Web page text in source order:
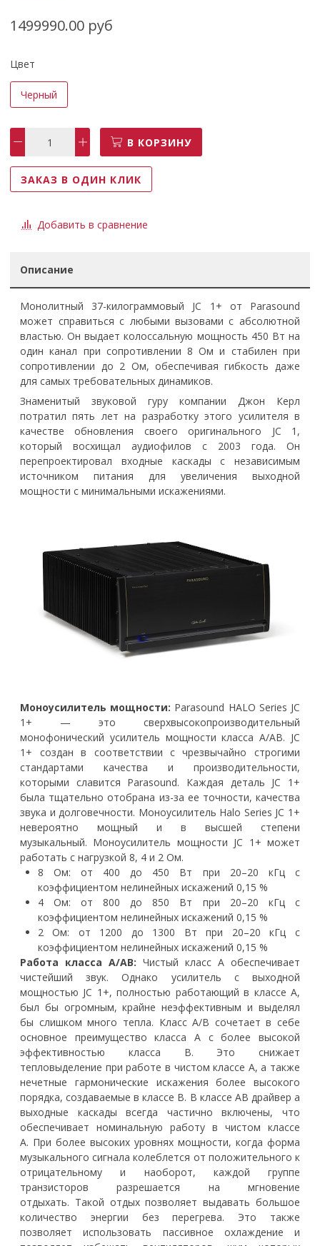
1499990.00 руб
Цвет
Черный
В КОРЗИНУ
ЗАКАЗ В ОДИН КЛИК
Добавить в сравнение
Описание
Монолитный 37-килограммовый JC 1+ от Parasound
может справиться с любыми вызовами с абсолютной
властью. Он выдает колоссальную мощность 450 Вт на
один канал при сопротивлении 8 Ом и стабилен при
сопротивлении до 2 Ом, обеспечивая гибкость даже
для самых требовательных динамиков.
Знаменитый звуковой гуру компании Джон Керл
потратил пять лет на разработку этого усилителя в
качестве обновления своего оригинального JC 1,
который восхищал аудиофилов с 2003 года. Он
перепроектировал входные каскады с независимым
источником питания для увеличения выходной
мощности с минимальными искажениями.
Моноусилитель мощности: Parasound HALO Series JC
1+ — это сверхвысокопроизводительный
монофонический усилитель мощности класса A/AB. JC
1+ создан в соответствии с чрезвычайно строгими
стандартами качества и производительности,
которыми славится Parasound. Каждая деталь JC 1+
была тщательно отобрана из-за ее точности, качества
звука и долговечности. Моноусилитель Halo Series JC 1+
невероятно мощный и в высшей степени
музыкальный. Моноусилитель мощности JC 1+ может
работать с нагрузкой 8, 4 и 2 Ом.
8 Ом: от 400 до 450 Вт при 20–20 кГц с
коэффициентом нелинейных искажений 0,15 %
4 Ом: от 800 до 850 Вт при 20–20 кГц с
коэффициентом нелинейных искажений 0,15 %
2 Ом: от 1200 до 1300 Вт при 20–20 кГц с
коэффициентом нелинейных искажений 0,15 %
Работа класса A/AB: Чистый класс A обеспечивает
чистейший звук. Однако усилитель с выходной
мощностью JC 1+, полностью работающий в классе A,
был бы огромным, крайне неэффективным и выделял
бы слишком много тепла. Класс A/B сочетает в себе
основное преимущество класса A с более высокой
эффективностью класса B. Это снижает
тепловыделение при работе в чистом классе A, а также
нечетные гармонические искажения более высокого
порядка, создаваемые в классе B. В классе AB драйвер а
выходные каскады всегда частично включены, что
обеспечивает номинальную работу в чистом классе
А. При более высоких уровнях мощности, когда форма
музыкального сигнала колеблется от положительного к
отрицательному и наоборот, каждой группе
транзисторов разрешается на мгновение
отдыхать. Такой отдых позволяет выдавать большое
количество энергии без перегрева. Это также
позволяет использовать пассивное охлаждение и